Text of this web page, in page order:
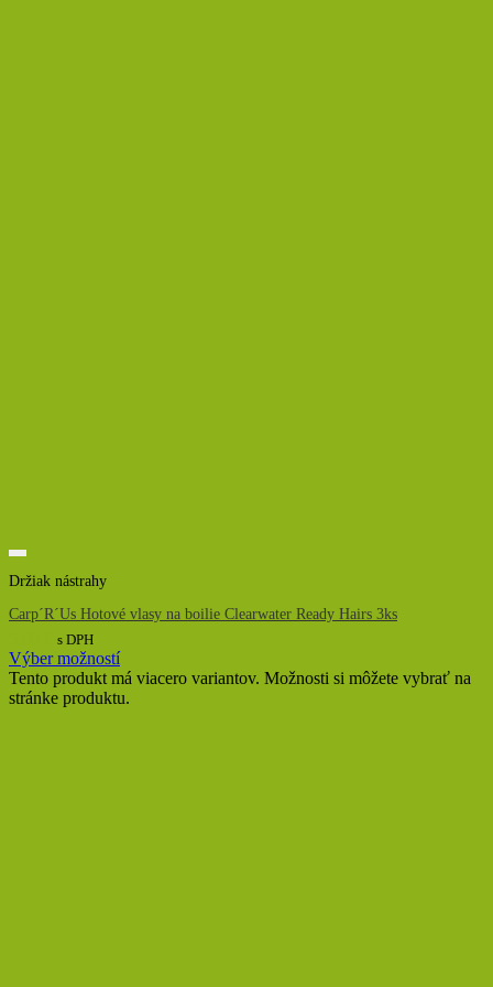
Držiak nástrahy
Carp´R´Us Hotové vlasy na boilie Clearwater Ready Hairs 3ks
s DPH
Výber možností
Tento produkt má viacero variantov. Možnosti si môžete vybrať na
stránke produktu.